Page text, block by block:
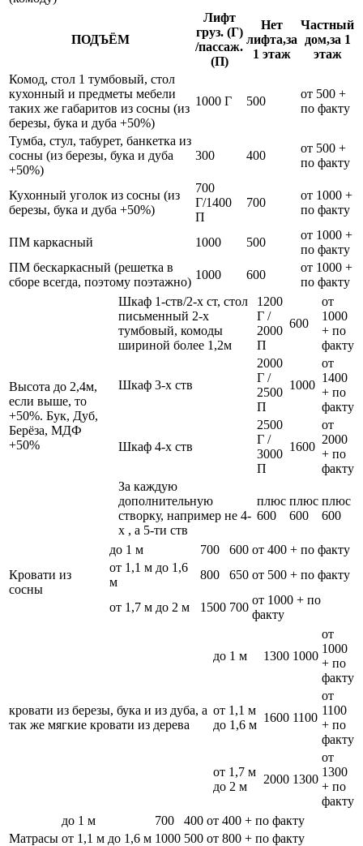
ПОДЪЁМ
Лифт
груз. (Г)
/пассаж.
(П)
Нет
лифта,за
1 этаж
Частный
дом,за 1
этаж
Комод, стол 1 тумбовый, стол
кухонный и предметы мебели
таких же габаритов из сосны (из
березы, бука и дуба +50%)
1000 Г 500
от 500 +
по факту
Тумба, стул, табурет, банкетка из
сосны (из березы, бука и дуба
+50%)
300 400
от 500 +
по факту
Кухонный уголок из сосны (из
березы, бука и дуба +50%)
700
Г/1400
П
700
от 1000 +
по факту
ПМ каркасный 1000 500
от 1000 +
по факту
ПМ бескаркасный (решетка в
сборе всегда, поэтому поэтажно)
1000 600
от 1000 +
по факту
Высота до 2,4м,
если выше, то
+50%. Бук, Дуб,
Берёза, МДФ
+50%
Шкаф 1-ств/2-х ст, стол
письменный 2-х
тумбовый, комоды
шириной более 1,2м
1200
Г /
2000
П
600
от
1000
+ по
факту
Шкаф 3-х ств
2000
Г /
2500
П
1000
от
1400
+ по
факту
Шкаф 4-х ств
2500
Г /
3000
П
1600
от
2000
+ по
факту
За каждую
дополнительную
створку, например не 4-
х , а 5-ти ств
плюс
600
плюс
600
плюс
600
Кровати из
сосны
до 1 м 700 600 от 400 + по факту
от 1,1 м до 1,6
м
800 650 от 500 + по факту
от 1,7 м до 2 м 1500 700
от 1000 + по
факту
кровати из березы, бука и из дуба, а
так же мягкие кровати из дерева
до 1 м 1300 1000
от
1000
+ по
факту
от 1,1 м
до 1,6 м
1600 1100
от
1100
+ по
факту
от 1,7 м
до 2 м
2000 1300
от
1300
+ по
факту
Матрасы
до 1 м 700 400 от 400 + по факту
от 1,1 м до 1,6 м 1000 500 от 800 + по факту